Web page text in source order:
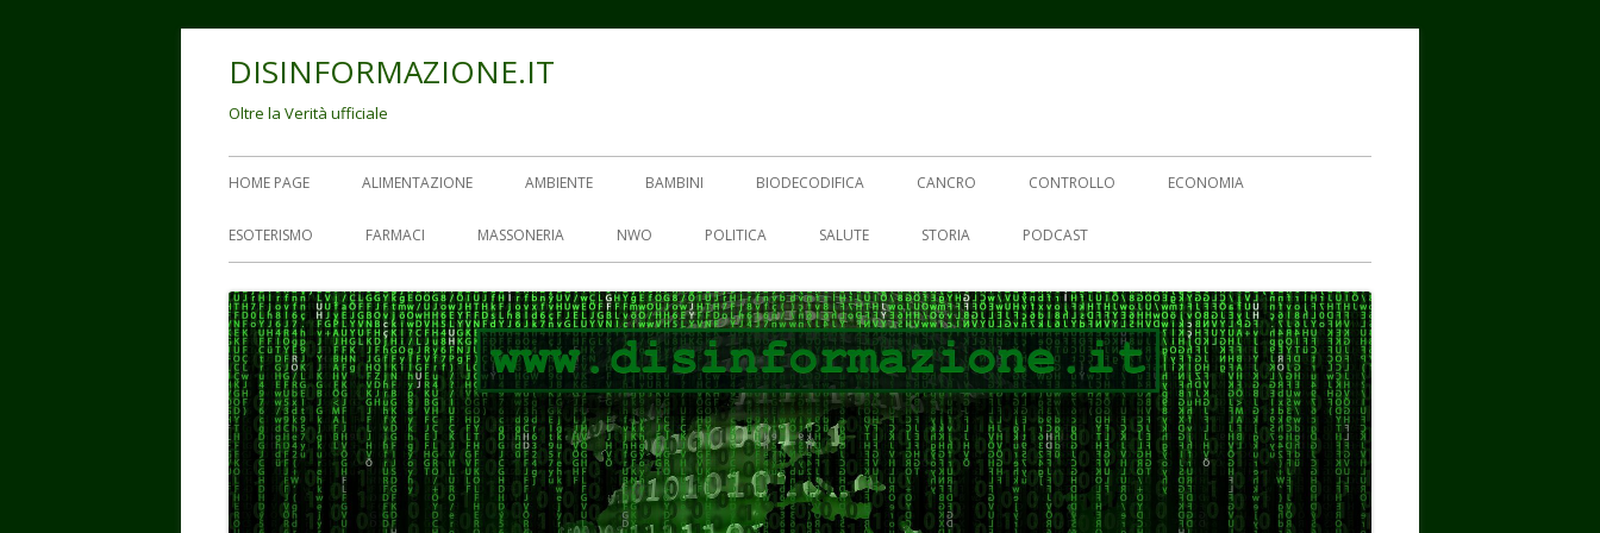
DISINFORMAZIONE.IT
Oltre la Verità ufficiale
Menu
principale
HOME PAGE ALIMENTAZIONE AMBIENTE BAMBINI BIODECODIFICA CANCRO CONTROLLO ECONOMIA
ESOTERISMO FARMACI MASSONERIA NWO POLITICA SALUTE STORIA PODCAST